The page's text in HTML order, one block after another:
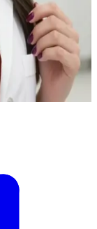
小姐坐在电脑前
偷观察那些预防
叫护士过来查
圆过去，不让她